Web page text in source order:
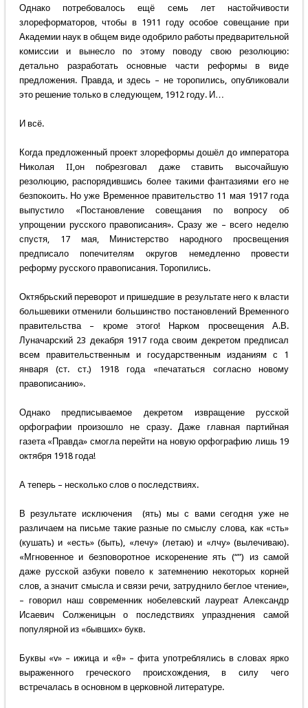
Однако потребовалось ещё семь лет настойчивости
злореформаторов, чтобы в 1911 году особое совещание при
Академии наук в общем виде одобрило работы предварительной
комиссии и вынесло по этому поводу свою резолюцию:
детально разработать основные части реформы в виде
предложения. Правда, и здесь – не торопились, опубликовали
это решение только в следующем, 1912 году. И…
И всё.
Когда предложенный проект злореформы дошёл до императора
Николая II,он побрезговал даже ставить высочайшую
резолюцию, распорядившись более такими фантазиями его не
безпокоить. Но уже Временное правительство 11 мая 1917 года
выпустило «Постановление совещания по вопросу об
упрощении русского правописания». Сразу же – всего неделю
спустя, 17 мая, Министерство народного просвещения
предписало попечителям округов немедленно провести
реформу русского правописания. Торопились.
Октябрьский переворот и пришедшие в результате него к власти
большевики отменили большинство постановлений Временного
правительства – кроме этого! Нарком просвещения А.В.
Луначарский 23 декабря 1917 года своим декретом предписал
всем правительственным и государственным изданиям с 1
января (ст. ст.) 1918 года «печататься согласно новому
правописанию».
Однако предписываемое декретом извращение русской
орфографии произошло не сразу. Даже главная партийная
газета «Правда» смогла перейти на новую орфографию лишь 19
октября 1918 года!
А теперь – несколько слов о последствиях.
В результате исключения (ять) мы с вами сегодня уже не
различаем на письме такие разные по смыслу слова, как «сть»
(кушать) и «есть» (быть), «лечу» (летаю) и «лчу» (вылечиваю).
«Мгновенное и безповоротное искоренение ять (“”) из самой
даже русской азбуки повело к затемнению некоторых корней
слов, а значит смысла и связи речи, затруднило беглое чтение»,
– говорил наш современник нобелевский лауреат Александр
Исаевич Солженицын о последствиях упразднения самой
популярной из «бывших» букв.
Буквы «v» – ижица и «θ» – фита употреблялись в словах ярко
выраженного греческого происхождения, в силу чего
встречалась в основном в церковной литературе.